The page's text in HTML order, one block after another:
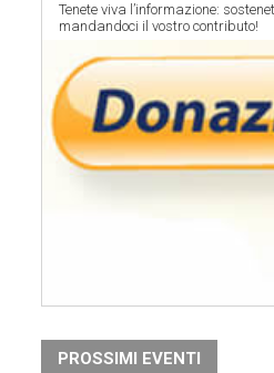
Tenete viva l’informazione:
mandandoci il vostro contributo!
PROSSIMI EVENTI